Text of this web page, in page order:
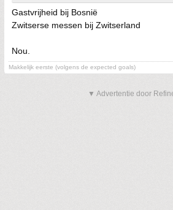
Gastvrijheid bij Bosnië
Zwitserse messen bij Zwitserland
Nou.
Makkelijk eerste (volgens de expected goals)
▼ Advertentie door